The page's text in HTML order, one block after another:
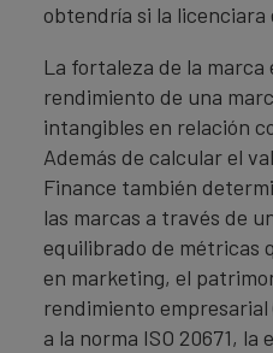
obtendría si la
La fortaleza de la marca
rendimiento de una
intangibles en relación
Además de calcular el
Finance también
las marcas a través de
equilibrado de métricas
en marketing, el
rendimiento
a la norma ISO 20671, la